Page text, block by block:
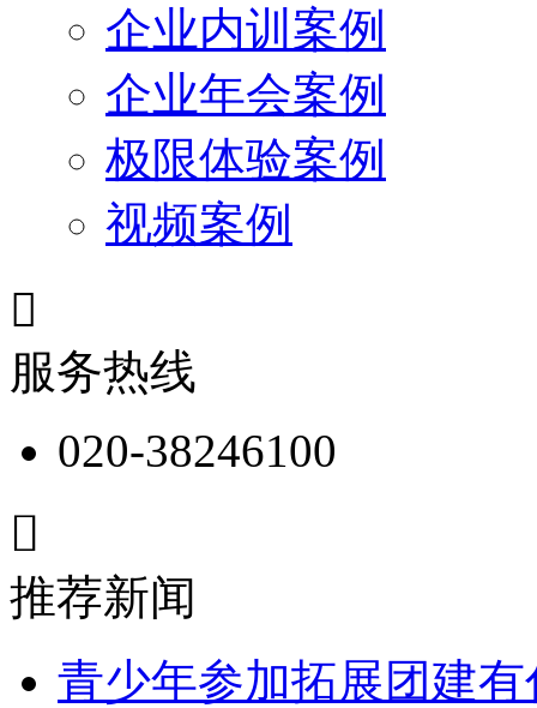
企业内训案例
企业年会案例
极限体验案例
视频案例

服务热线
020-38246100

推荐新闻
青少年参加拓展团建